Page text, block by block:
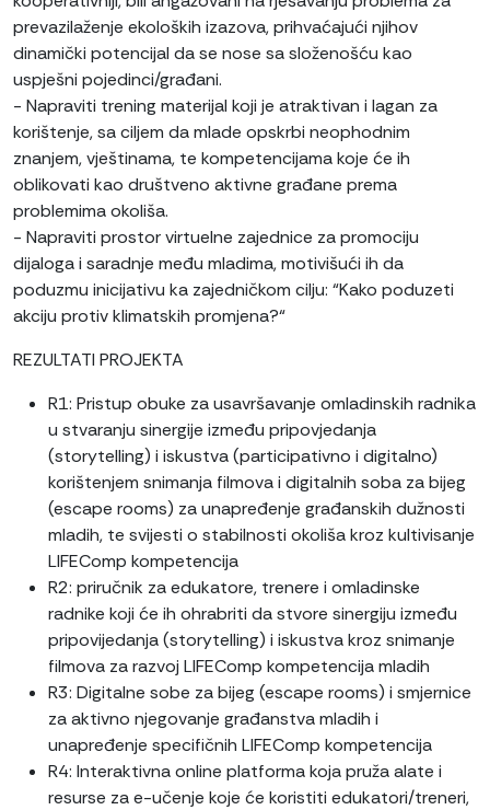
prevazilaženje ekoloških izazova, prihvaćajući njihov
dinamički potencijal da se nose sa složenošću kao
uspješni pojedinci/građani.
- Napraviti trening materijal koji je atraktivan i lagan za
korištenje, sa ciljem da mlade opskrbi neophodnim
znanjem, vještinama, te kompetencijama koje će ih
oblikovati kao društveno aktivne građane prema
problemima okoliša.
- Napraviti prostor virtuelne zajednice za promociju
dijaloga i saradnje među mladima, motivišući ih da
poduzmu inicijativu ka zajedničkom cilju: “Kako poduzeti
akciju protiv klimatskih promjena?“
REZULTATI PROJEKTA
R1: Pristup obuke za usavršavanje omladinskih radnika
u stvaranju sinergije između pripovjedanja
(storytelling) i iskustva (participativno i digitalno)
korištenjem snimanja filmova i digitalnih soba za bijeg
(escape rooms) za unapređenje građanskih dužnosti
mladih, te svijesti o stabilnosti okoliša kroz kultivisanje
LIFEComp kompetencija
R2: priručnik za edukatore, trenere i omladinske
radnike koji će ih ohrabriti da stvore sinergiju između
pripovijedanja (storytelling) i iskustva kroz snimanje
filmova za razvoj LIFEComp kompetencija mladih
R3: Digitalne sobe za bijeg (escape rooms) i smjernice
za aktivno njegovanje građanstva mladih i
unapređenje specifičnih LIFEComp kompetencija
R4: Interaktivna online platforma koja pruža alate i
resurse za e-učenje koje će koristiti edukatori/treneri,